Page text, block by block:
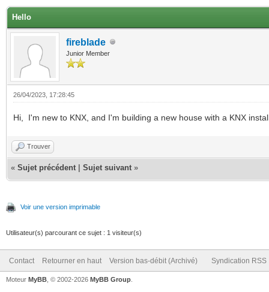
Hello
fireblade
Junior Member
26/04/2023, 17:28:45
Hi, I'm new to KNX, and I'm building a new house with a KNX
Trouver
« Sujet précédent Sujet suivant »
Voir une version imprimable
Utilisateur(s) parcourant ce sujet : 1 visiteur(s)
Contact Retourner en haut Version bas-débit (Archivé) Syndication RSS
Moteur MyBB , © 2002-2026 MyBB Group